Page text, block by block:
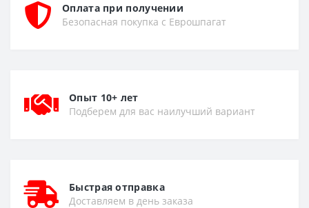
Оплата при получении
Безопасная покупка с Еврошпагат
Опыт 10+ лет
Подберем для вас наилучший вариант
Быстрая отправка
Доставляем в день заказа